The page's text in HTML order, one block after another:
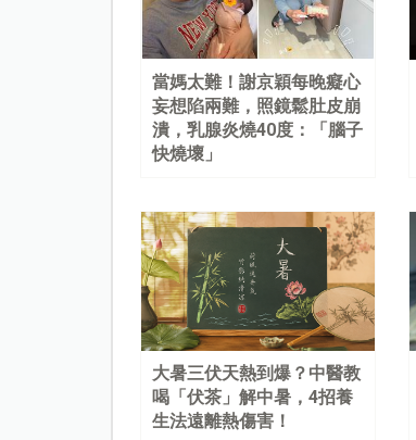
當媽太難！謝京穎每晚癡心
妄想陷兩難，照鏡鬆肚皮崩
潰，乳腺炎燒40度：「腦子
快燒壞」
大暑三伏天熱到爆？中醫教
喝「伏茶」解中暑，4招養
生法遠離熱傷害！